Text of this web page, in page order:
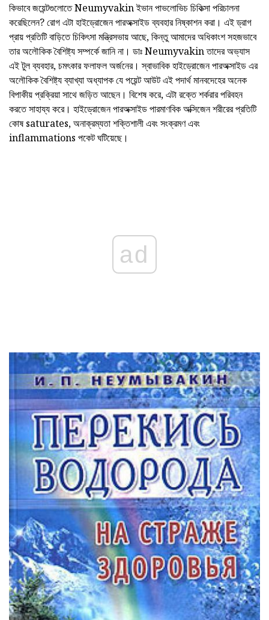
কিভাবে জয়েন্টগুলোতে Neumyvakin ইভান পাভলোভিচ চিকিত্সা পরিচালনা
করেছিলেন? রোগ এটা হাইড্রোজেন পারঅক্সাইড ব্যবহার নিষ্কাশন করা। এই ড্রাগ
প্রায় প্রতিটি বাড়িতে চিকিৎসা মন্ত্রিসভায় আছে, কিন্তু আমাদের অধিকাংশ সহজভাবে
তার অলৌকিক বৈশিষ্ট্য সম্পর্কে জানি না। ডাঃ Neumyvakin তাদের অভ্যাস
এই টুল ব্যবহার, চমৎকার ফলাফল অর্জনের। স্বাভাবিক হাইড্রোজেন পারঅক্সাইড এর
অলৌকিক বৈশিষ্ট্য ব্যাখ্যা অধ্যাপক যে পয়েন্ট আউট এই পদার্থ মানবদেহের অনেক
বিপাকীয় প্রক্রিয়া সাথে জড়িত আছেন। বিশেষ করে, এটা রক্তে শর্করার পরিবহন
করতে সাহায্য করে। হাইড্রোজেন পারঅক্সাইড পারমাণবিক অক্সিজেন শরীরের প্রতিটি
কোষ saturates, অনাক্রম্যতা শক্তিশালী এবং সংক্রমণ এবং
inflammations পকেট ঘটিয়েছে।
ad